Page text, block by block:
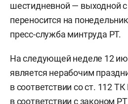
шестидневной — выходной
переносится на
пресс-служба минтруда РТ.
На следующей неделе 12
является нерабочим
в соответствии со ст. 112
в соответствии с законом